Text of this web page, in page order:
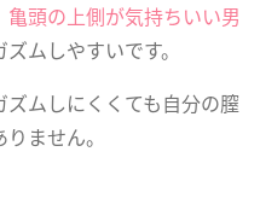
亀頭の上側が気持ちいい男
ムしやすいです。
ムしにくくても自分の膣
ません。